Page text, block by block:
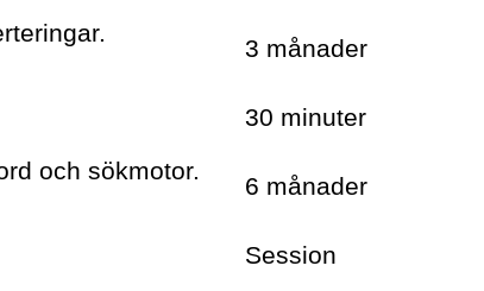
Information om böcker,
evenemang levereras
ungefär en gång i veckan till
3 månader
30 minuter
och sökmotor.
6 månader
Session